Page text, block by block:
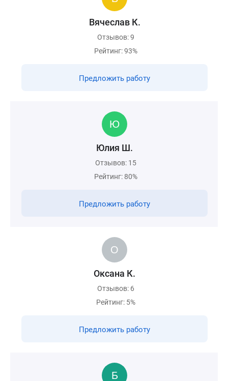
Вячеслав К.
Отзывов: 9
Рейтинг: 93%
Предложить работу
Юлия Ш.
Отзывов: 15
Рейтинг: 80%
Предложить работу
Оксана К.
Отзывов: 6
Рейтинг: 5%
Предложить работу